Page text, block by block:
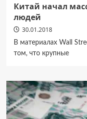
Китай начал
людей
30.01.2018
В материалах Wall
том, что крупные